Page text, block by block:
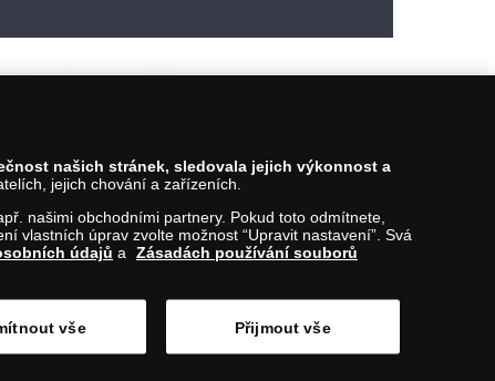
našich stránek, sledovala jejich výkonnost a
jejich chování a zařízeních.
našimi obchodními partnery. Pokud toto odmítnete,
vlastních úprav zvolte možnost “Upravit nastavení”. Svá
údajů a
Zásadách používání souborů
vše Přijmout vše